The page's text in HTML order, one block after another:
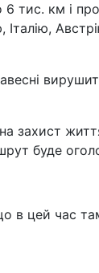
тис. км і
захист
буде
час там